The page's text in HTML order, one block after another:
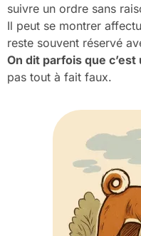
suivre un ordre sans
Il peut se montrer
reste souvent réservé
On dit parfois que
pas tout à fait faux.